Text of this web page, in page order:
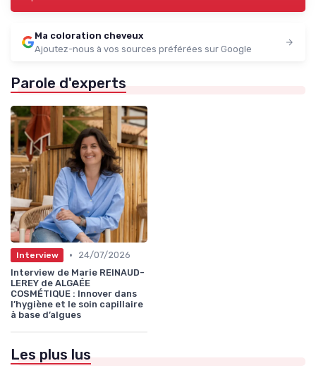
Ma coloration cheveux
Ajoutez-nous à vos sources préférées sur Google
Parole d'experts
Interview •
24/07/2026
Interview de Marie REINAUD-
LEREY de ALGAÉE
COSMÉTIQUE : Innover dans
l’hygiène et le soin capillaire
à base d’algues
Les plus lus